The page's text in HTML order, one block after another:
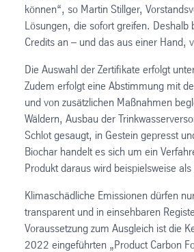
können“, so Martin Stillger,
Lösungen, die sofort greifen. Deshalb
Credits an – und das aus einer Hand,
Die Auswahl der Zertifikate erfolgt
Zudem erfolgt eine Abstimmung mit
und von zusätzlichen Maßnahmen
Wäldern, Ausbau der
Schlot gesaugt, in Gestein gepresst
Biochar handelt es sich um ein
Produkt daraus wird beispielsweise
Klimaschädliche Emissionen dürfen
transparent und in einsehbaren
Voraussetzung zum Ausgleich ist die
2022 eingeführten „Product Carbon